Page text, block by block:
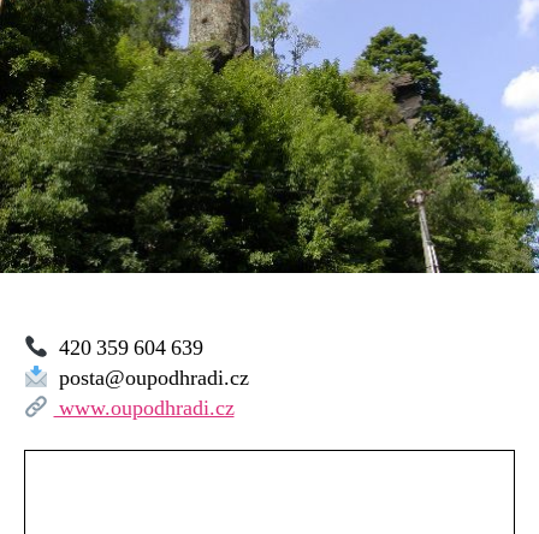
420 359 604 639
posta@oupodhradi.cz
www.oupodhradi.cz